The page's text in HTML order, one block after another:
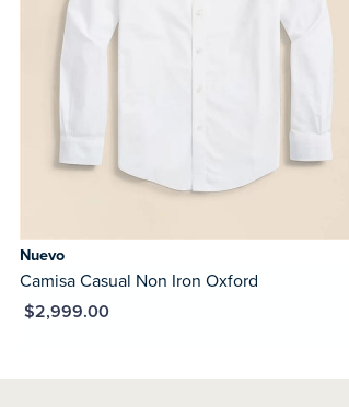
Nuevo
Camisa Casual Non Iron Oxford
$2,999.00